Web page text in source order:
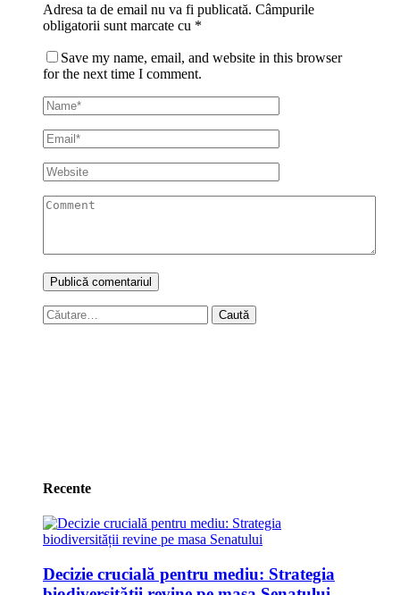
Adresa ta de email nu va fi publicată. Câmpurile
obligatorii sunt marcate cu *
Save my name, email, and website in this browser
for the next time I comment.
Caută
după:
Recente
Decizie crucială pentru mediu: Strategia